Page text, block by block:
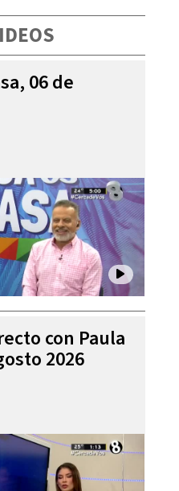
06 de
con Paula
2026